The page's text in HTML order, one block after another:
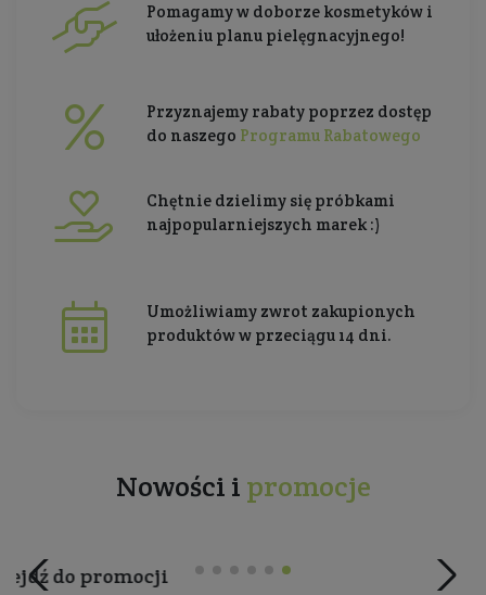
Pomagamy w doborze kosmetyków i
ułożeniu planu pielęgnacyjnego!
Przyznajemy rabaty poprzez dostęp
do naszego Programu Rabatowego
Chętnie dzielimy się próbkami
najpopularniejszych marek :)
Umożliwiamy zwrot zakupionych
produktów w przeciągu 14 dni.
Nowości i promocje